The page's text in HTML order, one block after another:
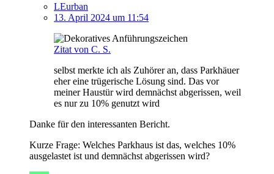
LEurban
13. April 2024 um 11:54
Zitat von C. S.
selbst merkte ich als Zuhörer an, dass Parkhäuer
eher eine trügerische Lösung sind. Das vor
meiner Haustür wird demnächst abgerissen, weil
es nur zu 10% genutzt wird
Danke für den interessanten Bericht.
Kurze Frage: Welches Parkhaus ist das, welches 10%
ausgelastet ist und demnächst abgerissen wird?